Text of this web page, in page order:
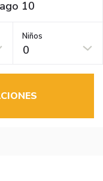
Niños
0